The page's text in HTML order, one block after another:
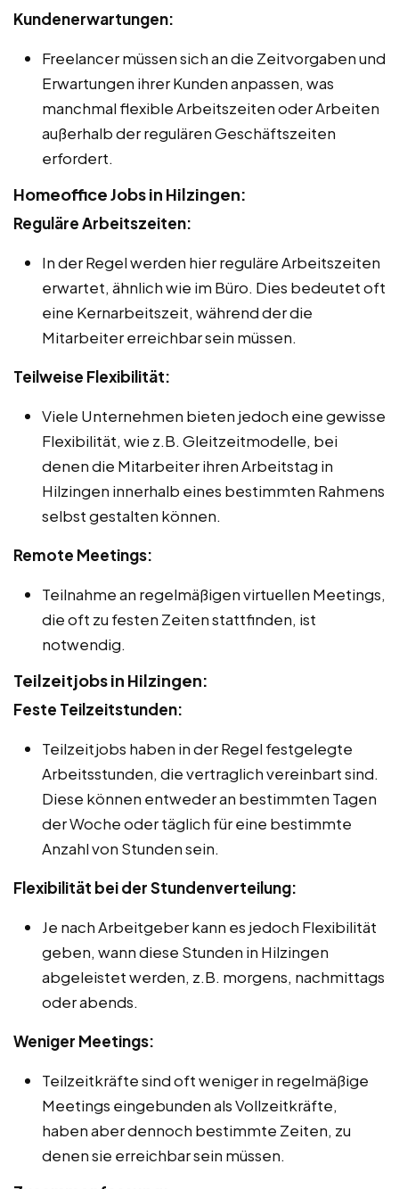
Kundenerwartungen:
Freelancer müssen sich an die Zeitvorgaben und
Erwartungen ihrer Kunden anpassen, was
manchmal flexible Arbeitszeiten oder Arbeiten
außerhalb der regulären Geschäftszeiten
erfordert.
Homeoffice Jobs in Hilzingen:
Reguläre Arbeitszeiten:
In der Regel werden hier reguläre Arbeitszeiten
erwartet, ähnlich wie im Büro. Dies bedeutet oft
eine Kernarbeitszeit, während der die
Mitarbeiter erreichbar sein müssen.
Teilweise Flexibilität:
Viele Unternehmen bieten jedoch eine gewisse
Flexibilität, wie z.B. Gleitzeitmodelle, bei
denen die Mitarbeiter ihren Arbeitstag in
Hilzingen innerhalb eines bestimmten Rahmens
selbst gestalten können.
Remote Meetings:
Teilnahme an regelmäßigen virtuellen Meetings,
die oft zu festen Zeiten stattfinden, ist
notwendig.
Teilzeitjobs in Hilzingen:
Feste Teilzeitstunden:
Teilzeitjobs haben in der Regel festgelegte
Arbeitsstunden, die vertraglich vereinbart sind.
Diese können entweder an bestimmten Tagen
der Woche oder täglich für eine bestimmte
Anzahl von Stunden sein.
Flexibilität bei der Stundenverteilung:
Je nach Arbeitgeber kann es jedoch Flexibilität
geben, wann diese Stunden in Hilzingen
abgeleistet werden, z.B. morgens, nachmittags
oder abends.
Weniger Meetings:
Teilzeitkräfte sind oft weniger in regelmäßige
Meetings eingebunden als Vollzeitkräfte,
haben aber dennoch bestimmte Zeiten, zu
denen sie erreichbar sein müssen.